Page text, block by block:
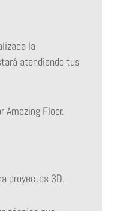
la
atendiendo tus
Amazing Floor.
proyectos 3D.